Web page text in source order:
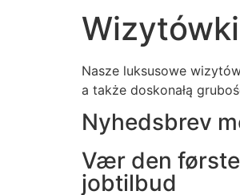
Nasze luksusowe
a także doskonałą
Nyhedsbrev
Vær den
jobtilbud